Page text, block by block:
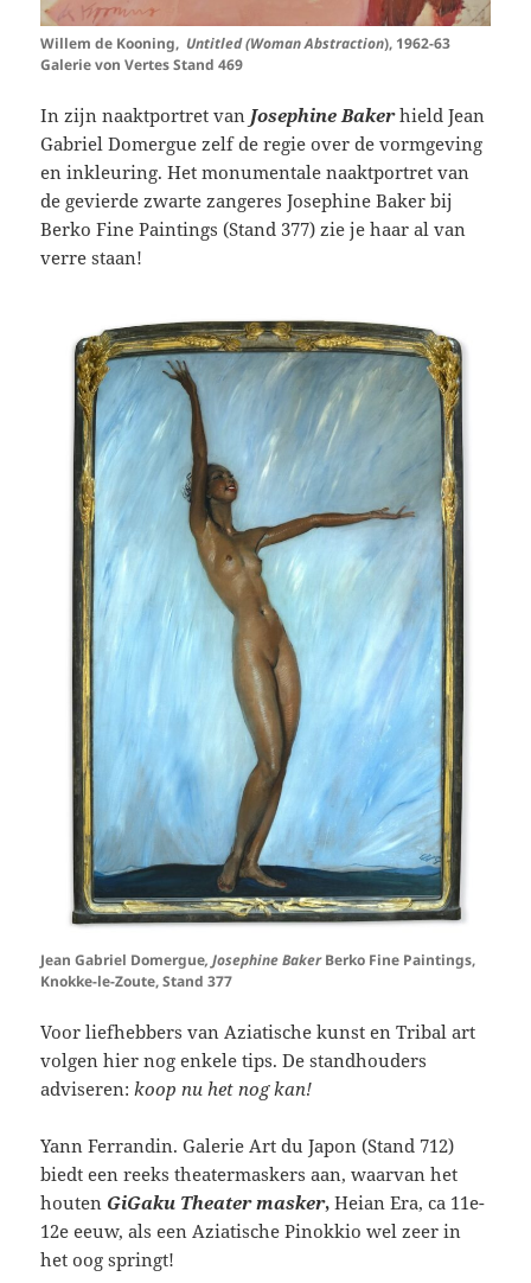
Willem de Kooning, Untitled (Woman Abstraction), 1962-63
Galerie von Vertes Stand 469
In zijn naaktportret van Josephine Bakerhield Jean
Gabriel Domergue zelf de regie over de vormgeving
en inkleuring. Het monumentale naaktportret van
de gevierde zwarte zangeres Josephine Baker bij
Berko Fine Paintings (Stand 377) zie je haar al van
verre staan!
Jean Gabriel Domergue, Josephine BakerBerko Fine Paintings,
Knokke-le-Zoute, Stand 377
Voor liefhebbers van Aziatische kunst en Tribal art
volgen hier nog enkele tips. De standhouders
adviseren: koop nu het nog kan!
Yann Ferrandin. Galerie Art du Japon (Stand 712)
biedt een reeks theatermaskers aan, waarvan het
houten GiGaku Theater masker,Heian Era, ca 11e-
12e eeuw, als een Aziatische Pinokkio wel zeer in
het oog springt!